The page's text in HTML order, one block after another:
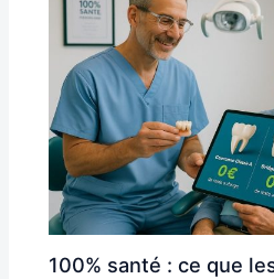
100% santé : ce que